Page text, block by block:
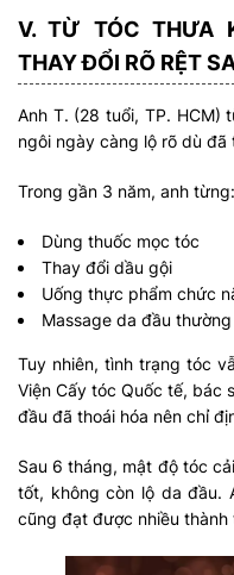
V. TỪ TÓC THƯA
THAY ĐỔI RÕ RỆT
Anh T. (28 tuổi, TP.
ngôi ngày càng lộ rõ dù
Trong gần 3 năm, anh từng:
Dùng thuốc mọc tóc
Thay đổi dầu gội
Uống thực phẩm chức
Massage da đầu
Tuy nhiên, tình trạng tóc
Viện Cấy tóc Quốc tế, bác
đầu đã thoái hóa nên chỉ
Sau 6 tháng, mật độ tóc
tốt, không còn lộ da đầu.
cũng đạt được nhiều thành